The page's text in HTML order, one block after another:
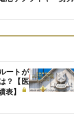
ートが
？【医
】